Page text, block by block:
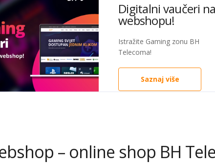
po 1 KM
sadržaj!
više
Digitalni vaučeri na
webshopu!
Istražite Gaming zonu BH
Telecoma!
Saznaj više
– online shop BH